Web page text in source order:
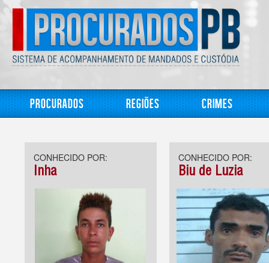
Procurados Regiões Crimes
CONHECIDO POR:
Inha
CONHECIDO POR:
Biu de Luzia